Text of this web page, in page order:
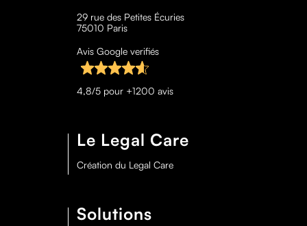
29 rue des Petites Écuries
75010 Paris
Avis Google verifiés
4,8/5 pour +1200 avis
Le Legal Care
Création du Legal Care
Solutions